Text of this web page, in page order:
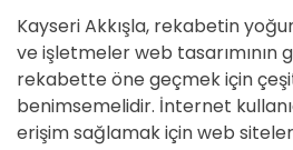
Kayseri Akkışla, rekabetin
ve işletmeler web tasarımının
rekabette öne geçmek için
benimsemelidir. İnternet
erişim sağlamak için web